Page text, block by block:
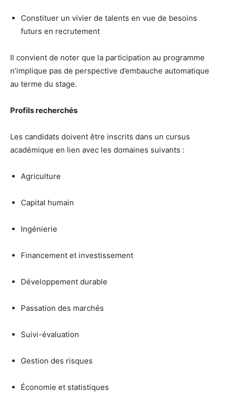
Constituer un vivier de talents en vue de besoins
futurs en recrutement
Il convient de noter que la participation au programme
n’implique pas de perspective d’embauche automatique
au terme du stage.
Profils recherchés
Les candidats doivent être inscrits dans un cursus
académique en lien avec les domaines suivants :
Agriculture
Capital humain
Ingénierie
Financement et investissement
Développement durable
Passation des marchés
Suivi-évaluation
Gestion des risques
Économie et statistiques